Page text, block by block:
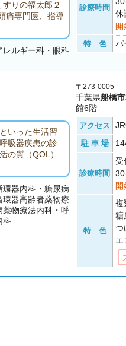
りの福太郎２
痛専門医、指導
レルギー科・眼科
診療時間
休
開
特 色 パ
いった生活習
吸器疾患の診
の質（QOL）
器内科・糖尿病
器高齢者薬物療
薬物療法内科・呼
科
〒273-0005
千葉県船橋市
館6階
アクセス
駐 車 場
診療時間
受
開
特 色
複
糖
つ
エ